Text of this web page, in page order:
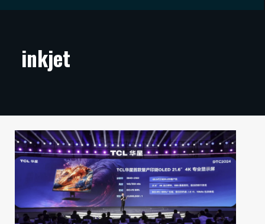
ARTIKKELIT
TECHBBS
TIETOA
HINTA.FI
KAUPPA
VAIHDA TEEMA
inkjet